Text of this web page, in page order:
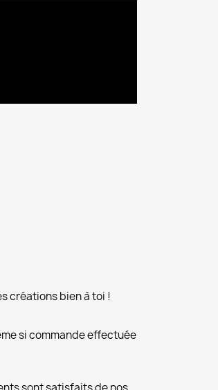
créations bien à toi !
si commande effectuée